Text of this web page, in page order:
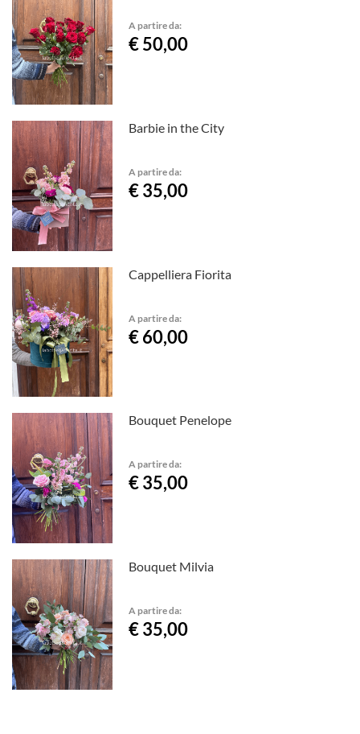
A partire da:
€ 50,00
Barbie in the City
A partire da:
€ 35,00
Cappelliera Fiorita
A partire da:
€ 60,00
Bouquet Penelope
A partire da:
€ 35,00
Bouquet Milvia
A partire da:
€ 35,00